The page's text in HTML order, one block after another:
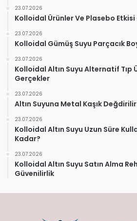
23.07.2026
Kolloidal Ürünler Ve Plasebo Etkisi
23.07.2026
Kolloidal Gümüş Suyu Parçacık
23.07.2026
Kolloidal Altın Suyu Alternatif Tıp
Gerçekler
23.07.2026
Altın Suyuna Metal Kaşık
23.07.2026
Kolloidal Altın Suyu Uzun Süre
Kadar?
23.07.2026
Kolloidal Altın Suyu Satın Alma
Güvenilirlik